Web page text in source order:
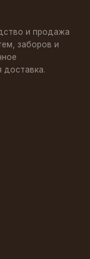
и продажа
заборов и
доставка.